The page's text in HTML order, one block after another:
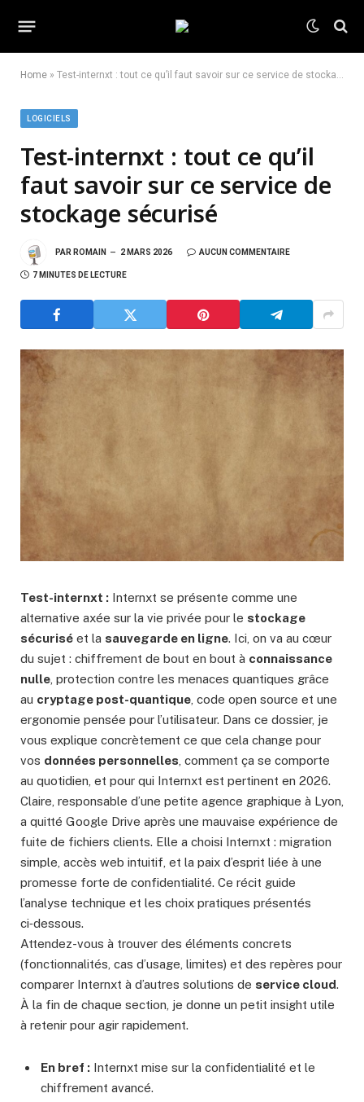
Home » Test-internxt : tout ce qu’il faut savoir sur ce service de stockage sécurisé
LOGICIELS
Test-internxt : tout ce qu’il
faut savoir sur ce service de
stockage sécurisé
PAR ROMAIN 2 MARS 2026 AUCUN COMMENTAIRE
7 MINUTES DE LECTURE
Test-internxt : Internxt se présente comme une
alternative axée sur la vie privée pour le stockage
sécurisé et la sauvegarde en ligne. Ici, on va au cœur
du sujet : chiffrement de bout en bout à connaissance
nulle , protection contre les menaces quantiques grâce
au cryptage post-quantique , code open source et une
ergonomie pensée pour l’utilisateur. Dans ce dossier, je
vous explique concrètement ce que cela change pour
vos données personnelles , comment ça se comporte
au quotidien, et pour qui Internxt est pertinent en 2026.
Claire, responsable d’une petite agence graphique à Lyon,
a quitté Google Drive après une mauvaise expérience de
fuite de fichiers clients. Elle a choisi Internxt : migration
simple, accès web intuitif, et la paix d’esprit liée à une
promesse forte de confidentialité. Ce récit guide
l’analyse technique et les choix pratiques présentés
ci‑dessous.
Attendez-vous à trouver des éléments concrets
(fonctionnalités, cas d’usage, limites) et des repères pour
comparer Internxt à d’autres solutions de service cloud.
À la fin de chaque section, je donne un petit insight utile
à retenir pour agir rapidement.
En bref : Internxt mise sur la confidentialité et le
chiffrement avancé.